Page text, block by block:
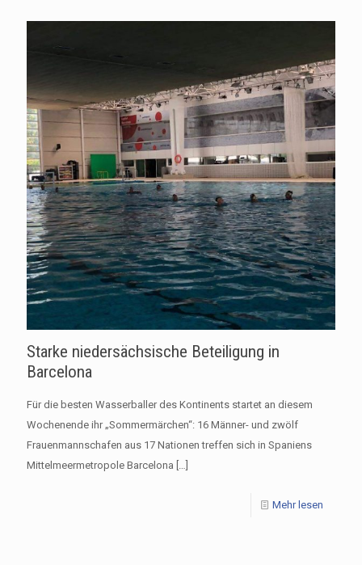
Starke niedersächsische Beteiligung in
Barcelona
Für die besten Wasserballer des Kontinents startet an diesem
Wochenende ihr „Sommermärchen“: 16 Männer- und zwölf
Frauenmannschafen aus 17 Nationen treffen sich in Spaniens
Mittelmeermetropole Barcelona […]
Mehr lesen